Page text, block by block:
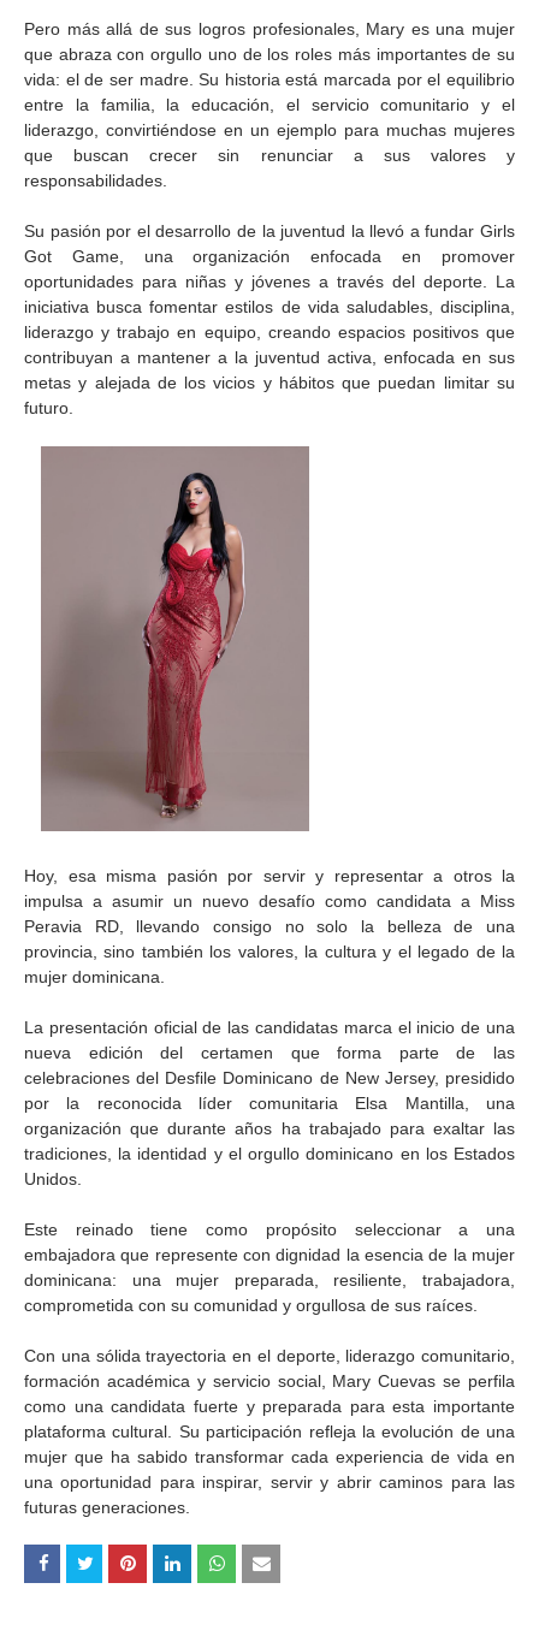
Pero más allá de sus logros profesionales, Mary es una mujer
que abraza con orgullo uno de los roles más importantes de su
vida: el de ser madre. Su historia está marcada por el equilibrio
entre la familia, la educación, el servicio comunitario y el
liderazgo, convirtiéndose en un ejemplo para muchas mujeres
que buscan crecer sin renunciar a sus valores y
responsabilidades.
Su pasión por el desarrollo de la juventud la llevó a fundar Girls
Got Game, una organización enfocada en promover
oportunidades para niñas y jóvenes a través del deporte. La
iniciativa busca fomentar estilos de vida saludables, disciplina,
liderazgo y trabajo en equipo, creando espacios positivos que
contribuyan a mantener a la juventud activa, enfocada en sus
metas y alejada de los vicios y hábitos que puedan limitar su
futuro.
Hoy, esa misma pasión por servir y representar a otros la
impulsa a asumir un nuevo desafío como candidata a Miss
Peravia RD, llevando consigo no solo la belleza de una
provincia, sino también los valores, la cultura y el legado de la
mujer dominicana.
La presentación oficial de las candidatas marca el inicio de una
nueva edición del certamen que forma parte de las
celebraciones del Desfile Dominicano de New Jersey, presidido
por la reconocida líder comunitaria Elsa Mantilla, una
organización que durante años ha trabajado para exaltar las
tradiciones, la identidad y el orgullo dominicano en los Estados
Unidos.
Este reinado tiene como propósito seleccionar a una
embajadora que represente con dignidad la esencia de la mujer
dominicana: una mujer preparada, resiliente, trabajadora,
comprometida con su comunidad y orgullosa de sus raíces.
Con una sólida trayectoria en el deporte, liderazgo comunitario,
formación académica y servicio social, Mary Cuevas se perfila
como una candidata fuerte y preparada para esta importante
plataforma cultural. Su participación refleja la evolución de una
mujer que ha sabido transformar cada experiencia de vida en
una oportunidad para inspirar, servir y abrir caminos para las
futuras generaciones.